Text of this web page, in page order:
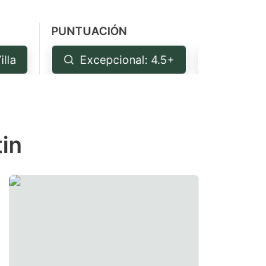
PUNTUACIÓN
Excepcional: 4.5+